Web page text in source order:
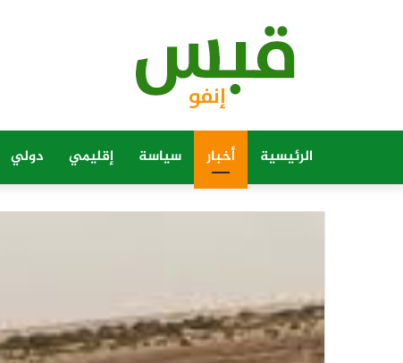
الرئيسية أخبار سياسة إقليمي دولي